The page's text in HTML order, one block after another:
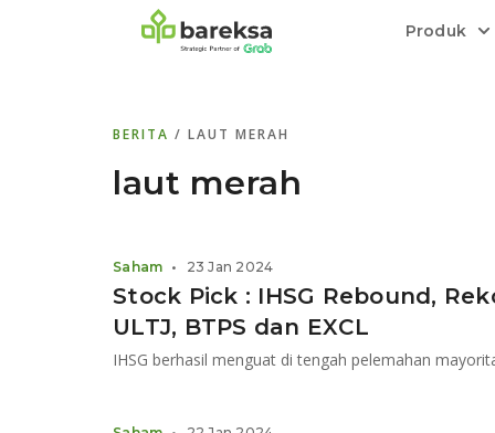
Produk
Transaksi cepat,
relatif stabil.
Menyediakan layanan manajemen
Informasi terkini dan tepercaya terkait
Kenali rekam jejak dan
BERITA / LAUT MERAH
laut merah
Stock Pick : IHSG Rebound,
ULTJ, BTPS dan EXCL
IHSG berhasil menguat di tengah pelemahan
Saham • 23 Jan 2024